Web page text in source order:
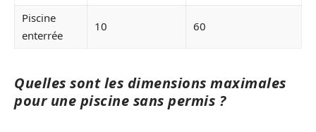
Piscine
enterrée
10 60
Quelles sont les dimensions maximales
pour une piscine sans permis ?